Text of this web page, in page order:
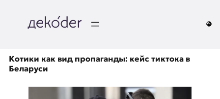
содержимому
e
Котики как вид пропаганды: кейс тиктока в
Беларуси